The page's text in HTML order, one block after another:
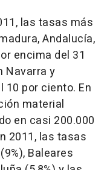
las tasas más
Andalucía,
encima del 31
Navarra y
10 por ciento. En
material
en casi 200.000
2011, las tasas
Baleares